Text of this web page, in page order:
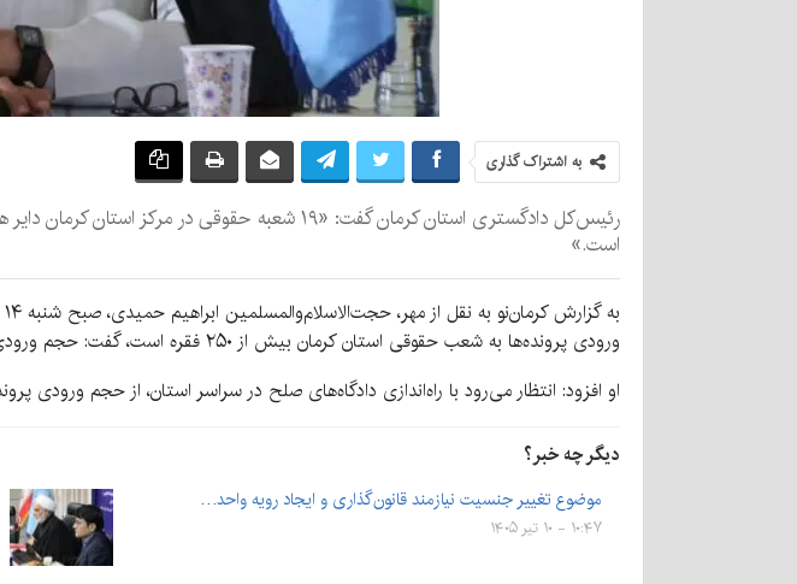
به اشتراک گذاری
است.»
ورودی پرونده‌ها به شعب حقوقی استان کرمان بیش از ۲۵۰ فقره است، گفت: حجم ورودی پرونده‌های حقوقی به مراجع قضائی استان کرمان نگران‌کننده است.
او افزود: انتظار می‌رود با راه‌اندازی دادگاه‌های صلح در سراسر استان، از حجم ورودی
دیگر چه خبر؟
موضوع تغییر جنسیت نیازمند قانون‌گذاری و ایجاد رویه واحد…
۱۰:۴۷ - ۱۰ تیر ۱۴۰۵